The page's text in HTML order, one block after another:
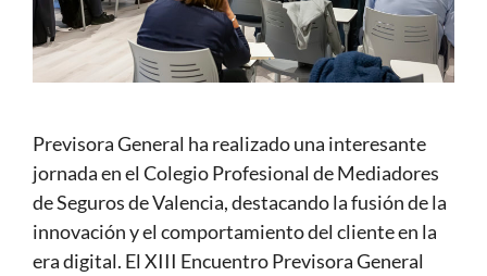
Previsora General ha realizado una interesante
jornada en el Colegio Profesional de Mediadores
de Seguros de Valencia, destacando la fusión de la
innovación y el comportamiento del cliente en la
era digital. El XIII Encuentro Previsora General